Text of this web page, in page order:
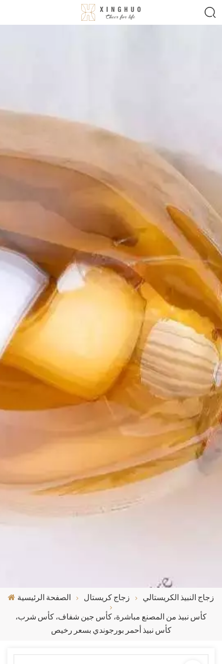
الصفحة الرئيسية زجاج كريستال زجاج النبيذ الكريستالي
كأس نبيذ من المصنع مباشرة، كأس جين شفاف، كأس شرب،
كأس نبيذ أحمر بورجوندي بسعر رخيص